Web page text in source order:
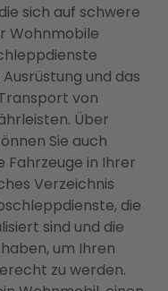
sich auf schwere
Wohnmobile
und das
von
Über
Sie auch
in Ihrer
Verzeichnis
die
sind und die
um Ihren
zu werden.